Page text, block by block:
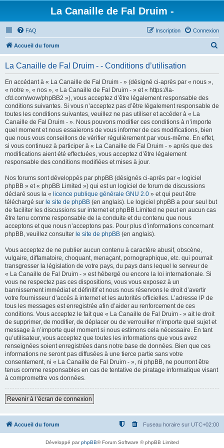
La Canaille de Fal Druim -
FAQ Connexion
Inscription
Accueil du forum
La Canaille de Fal Druim - - Conditions d’utilisation
En accédant à « La Canaille de Fal Druim - » (désigné ci-après par « nous »,
« notre », « nos », « La Canaille de Fal Druim - » et « https://la-
cfd.com/wow/phpBB2 »), vous acceptez d’être légalement responsable des
conditions suivantes. Si vous n’acceptez pas d’être légalement responsable de
toutes les conditions suivantes, veuillez ne pas utiliser et accéder à « La
Canaille de Fal Druim - ». Nous pouvons modifier ces conditions à n’importe
quel moment et nous essaierons de vous informer de ces modifications, bien
que nous vous conseillons de vérifier régulièrement par vous-même. En effet,
si vous continuez à participer à « La Canaille de Fal Druim - » après que des
modifications aient été effectuées, vous acceptez d’être légalement
responsable des conditions modifiées et mises à jour.
Nos forums sont développés par phpBB (désignés ci-après par « logiciel
phpBB » et « phpBB Limited ») qui est un logiciel de forum de discussions
déclaré sous la « licence publique générale GNU 2.0 » et qui peut être
téléchargé sur le site de phpBB (en anglais). Le logiciel phpBB a pour seul but
de faciliter les discussions sur internet et phpBB Limited ne peut en aucun cas
être tenu comme responsable de la conduite et du contenu que nous
acceptons et que nous n’acceptons pas. Pour plus d’informations concernant
phpBB, veuillez consulter le site de phpBB (en anglais).
Vous acceptez de ne publier aucun contenu à caractère abusif, obscène,
vulgaire, diffamatoire, choquant, menaçant, pornographique, etc. qui pourrait
transgresser la législation de votre pays, du pays dans lequel le serveur de
« La Canaille de Fal Druim - » est hébergé ou encore la loi internationale. Si
vous ne respectez pas ces dispositions, vous vous exposez à un
bannissement immédiat et définitif et nous nous réservons le droit d’avertir
votre fournisseur d’accès à internet et les autorités officielles. L’adresse IP de
tous les messages est enregistrée afin d’aider au renforcement de ces
conditions. Vous acceptez le fait que « La Canaille de Fal Druim - » ait le droit
de supprimer, de modifier, de déplacer ou de verrouiller n’importe quel sujet et
message à n’importe quel moment si nous estimons cela nécessaire. En tant
qu’utilisateur, vous acceptez que toutes les informations que vous avez
renseignées soient enregistrées dans notre base de données. Bien que ces
informations ne seront pas diffusées à une tierce partie sans votre
consentement, ni « La Canaille de Fal Druim - », ni phpBB, ne pourront être
tenus comme responsables en cas de tentative de piratage informatique visant
à compromettre vos données.
Revenir à l’écran de connexion
Accueil du forum Fuseau horaire sur UTC+02:00
Développé parphpBB® Forum Software © phpBB Limited